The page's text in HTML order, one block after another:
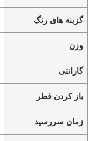
گزینه های رنگ
وزن
گارانتی
باز کردن قطر
زمان سررسید